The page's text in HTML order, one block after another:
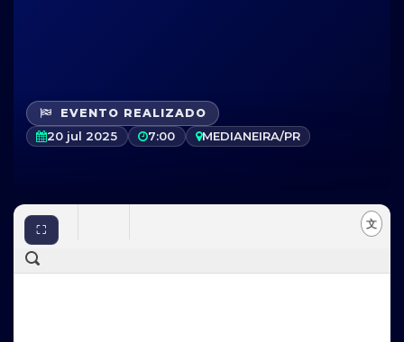
EVENTO REALIZADO
20 jul 2025 7:00 MEDIANEIRA/PR
⛶